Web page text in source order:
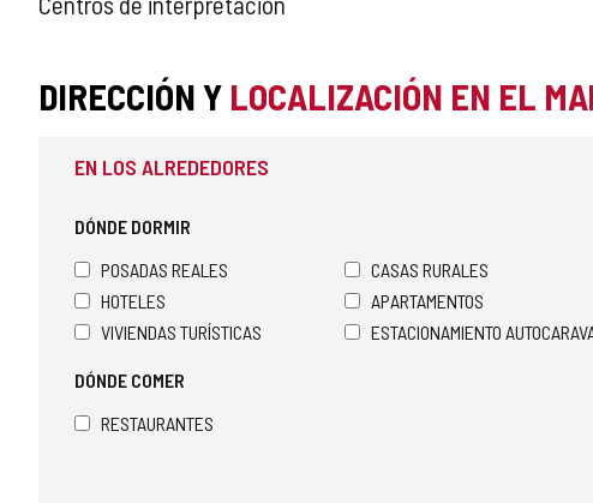
ACTIVIDAD
COMPLEMENTARIA
DIRECCIÓN Y LOCALIZACIÓN EN EL
EN LOS ALREDEDORES
DÓNDE DORMIR
POSADAS REALES
CASAS RURALES
HOTELES
APARTAMENTOS
VIVIENDAS TURÍSTICAS
ESTACIONAMIENTO
DÓNDE COMER
RESTAURANTES